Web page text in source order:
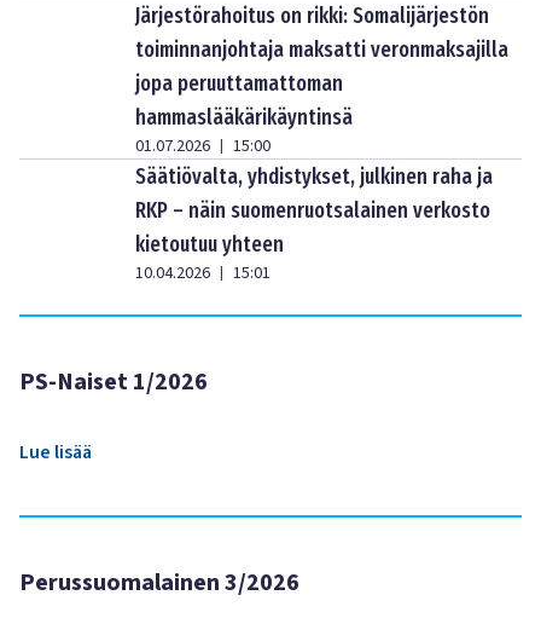
Järjestörahoitus on rikki: Somalijärjestön
toiminnanjohtaja maksatti veronmaksajilla
jopa peruuttamattoman
hammaslääkärikäyntinsä
01.07.2026 | 15:00
Säätiövalta, yhdistykset, julkinen raha ja
RKP – näin suomenruotsalainen verkosto
kietoutuu yhteen
10.04.2026 | 15:01
PS-Naiset 1/2026
Lue lisää
Perussuomalainen 3/2026